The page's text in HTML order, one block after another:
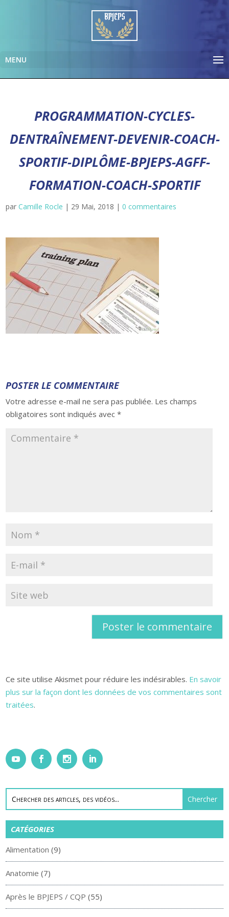
PROGRAMMATION-CYCLES-
DENTRAÎNEMENT-DEVENIR-COACH-
SPORTIF-DIPLÔME-BPJEPS-AGFF-
FORMATION-COACH-SPORTIF
parCamille Rocle | 29 Mai, 2018 |0 commentaires
POSTER LE COMMENTAIRE
Votre adresse e-mail ne sera pas publiée. Les champs
obligatoires sont indiqués avec*
Ce site utilise Akismet pour réduire les indésirables. En savoir
plus sur la façon dont les données de vos commentaires sont
traitées.
CATÉGORIES
Alimentation (9)
Anatomie (7)
Après le BPJEPS / CQP (55)